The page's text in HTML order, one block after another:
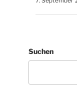
Suchen